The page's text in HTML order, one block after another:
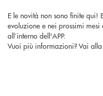
E le novità non sono finite
evoluzione e nei prossimi
all’interno dell'APP.
Vuoi più informazioni? Vai